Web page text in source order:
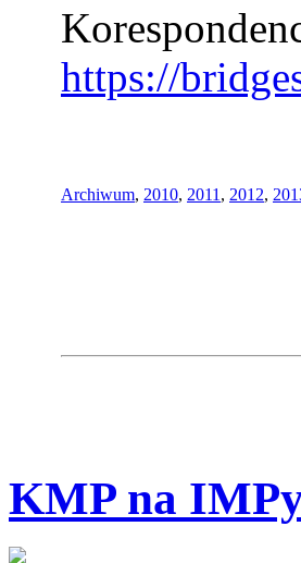
https://
Archiwum, 2010, 2011 , 2012,
KMP na